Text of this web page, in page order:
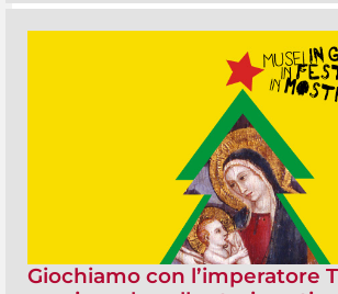
Giochiamo con l’imperatore